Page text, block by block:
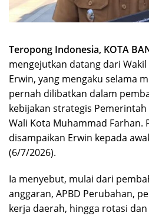
Teropong Indonesia, KOTA
mengejutkan datang dari
Erwin, yang mengaku selama
pernah dilibatkan dalam
kebijakan strategis
Wali Kota Muhammad Farhan.
disampaikan Erwin kepada
(6/7/2026).
Ia menyebut, mulai dari
anggaran, APBD Perubahan,
kerja daerah, hingga rotasi